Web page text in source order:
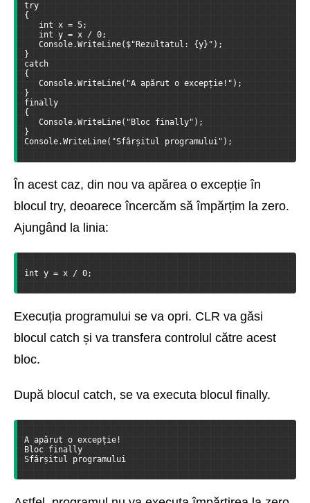
try
{
int x = 5;
int y = x / 0;
Console.WriteLine($"Rezultatul: {y}");
}
catch
{
Console.WriteLine("A apărut o excepție!");
}
finally
{
Console.WriteLine("Bloc finally");
}
Console.WriteLine("Sfârșitul programului");
În acest caz, din nou va apărea o excepție în
blocul try, deoarece încercăm să împărțim la zero.
Ajungând la linia:
int y = x / 0;
Execuția programului se va opri. CLR va găsi
blocul catch și va transfera controlul către acest
bloc.
După blocul catch, se va executa blocul finally.
A apărut o excepție!
Bloc finally
Sfârșitul programului